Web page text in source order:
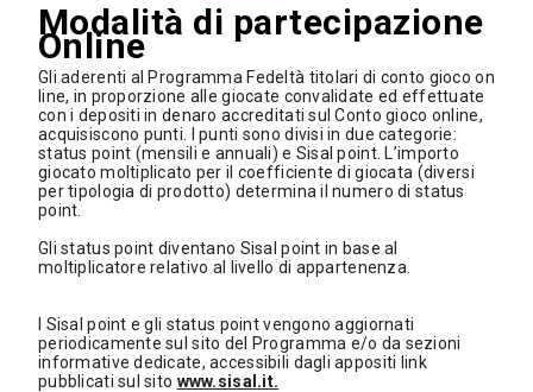
Modalità di partecipazione
Online
Gli aderenti al Programma Fedeltà titolari di conto gioco on
line, in proporzione alle giocate convalidate ed effettuate
con i depositi in denaro accreditati sul Conto gioco online,
acquisiscono punti. I punti sono divisi in due categorie:
status point (mensili e annuali) e Sisal point. L’importo
giocato moltiplicato per il coefficiente di giocata (diversi
per tipologia di prodotto) determina il numero di status
point.
Gli status point diventano Sisal point in base al
moltiplicatore relativo al livello di appartenenza.
I Sisal point e gli status point vengono aggiornati
periodicamente sul sito del Programma e/o da sezioni
informative dedicate, accessibili dagli appositi link
pubblicati sul sito www.sisal.it.